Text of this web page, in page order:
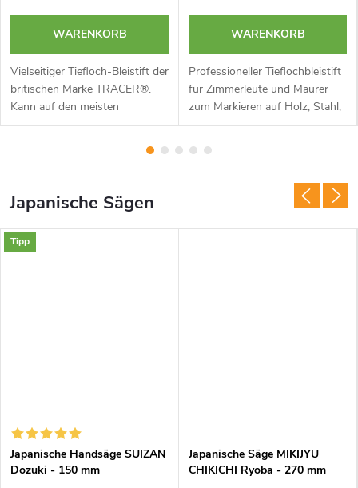
WARENKORB
Vielseitiger Tiefloch-Bleistift der
britischen Marke TRACER®.
Kann auf den meisten
Oberflächen schreiben, egal ob
WARENKORB
Professioneller Tieflochbleistift
für Zimmerleute und Maurer
zum Markieren auf Holz, Stahl,
Mauerwerk, Keramik, Gummi,
Oberflächen. Auswechselbare
Japanische Sägen
Tipp
Japanische Handsäge SUIZAN
Dozuki - 150 mm
Japanische Säge MIKIJYU
CHIKICHI Ryoba - 270 mm